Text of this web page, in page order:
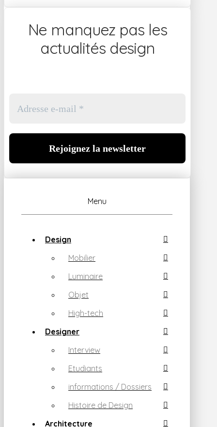
Ne manquez pas les
actualités design
Menu
Design
Mobilier
Luminaire
Objet
High-tech
Designer
Interview
Etudiants
informations / Dossiers
Histoire de Design
Architecture